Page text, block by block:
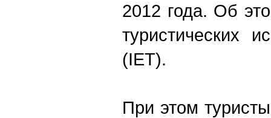
2012 года. Об
туристических
(IET).
При этом